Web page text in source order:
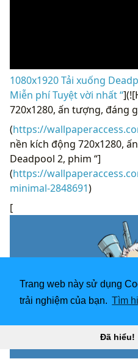
Trang web này sử dụng
trải nghiệm của bạn. Tìm
Đã hiểu!
1080x1920 Tải xuống
Miễn phí Tuyệt vời nhất “
720x1280, ấn tượng, đáng
(https://
nền kích động 720x1280,
Deadpool 2, phim “]
(https://
minimal-2848691)
[